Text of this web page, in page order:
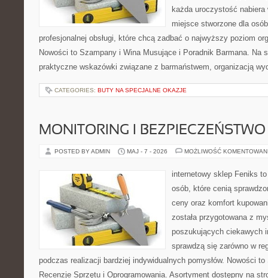
każda uroczystość
miejsce stworzone dla
profesjonalnej obsługi, które chcą zadbać o najwyższy poziom
Nowości to Szampany i Wina Musujące i Poradnik Barmana. Na
praktyczne wskazówki związane z barmaństwem, organizacją
CATEGORIES: BUTY NA SPECJALNE OKAZJE
MONITORING I
POSTED BY ADMIN MAJ - 7 - 2026 MOŻLIWOŚĆ
internetowy sklep Feniks
osób, które cenią
ceny oraz komfort
została przygotowana z
poszukujących ciekawych
sprawdzą się zarówno w
podczas realizacji bardziej indywidualnych pomysłów. Nowości
Recenzje Sprzętu i Oprogramowania. Asortyment dostępny na